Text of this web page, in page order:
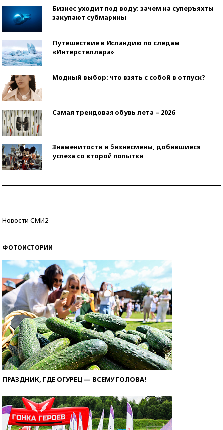
Бизнес уходит под воду: зачем на суперъяхты
закупают субмарины
Путешествие в Исландию по следам
«Интерстеллара»
Модный выбор: что взять с собой в отпуск?
Самая трендовая обувь лета – 2026
Знаменитости и бизнесмены, добившиеся
успеха со второй попытки
Новости СМИ2
ФОТОИСТОРИИ
ПРАЗДНИК, ГДЕ ОГУРЕЦ — ВСЕМУ ГОЛОВА!